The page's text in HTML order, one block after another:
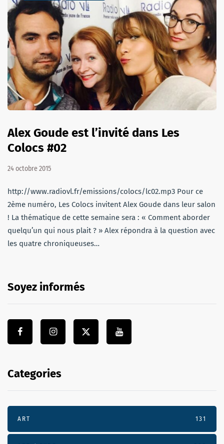
Alex Goude est l’invité dans Les
Colocs #02
24 octobre 2015
http://www.radiovl.fr/emissions/colocs/lc02.mp3 Pour ce
2ème numéro, Les Colocs invitent Alex Goude dans leur salon
! La thématique de cette semaine sera : « Comment aborder
quelqu’un qui nous plait ? » Alex répondra à la question avec
les quatre chroniqueuses…
Soyez informés
Categories
ART 131